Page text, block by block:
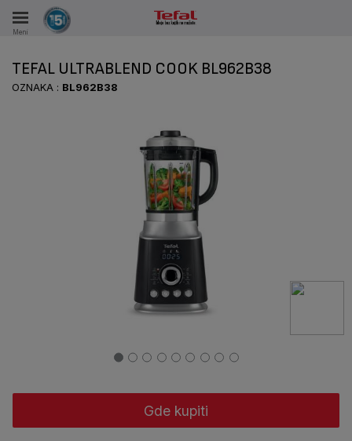
Meni
U PERIODU OD 15 GODINA
TEFAL ULTRABLEND COOK BL962B38
OZNAKA : BL962B38
Gde kupiti